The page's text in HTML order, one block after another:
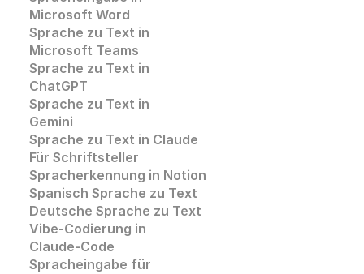
Microsoft Word
Sprache zu Text in
Microsoft Teams
Sprache zu Text in
ChatGPT
Sprache zu Text in
Gemini
Sprache zu Text in Claude
Für Schriftsteller
Spracherkennung in Notion
Spanisch Sprache zu Text
Deutsche Sprache zu Text
Vibe-Codierung in
Claude-Code
Spracheingabe für